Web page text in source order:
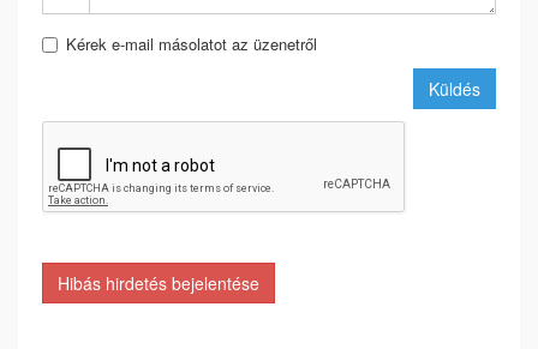
Kérek e-mail másolatot az üzenetről
Küldés
Hibás hirdetés bejelentése